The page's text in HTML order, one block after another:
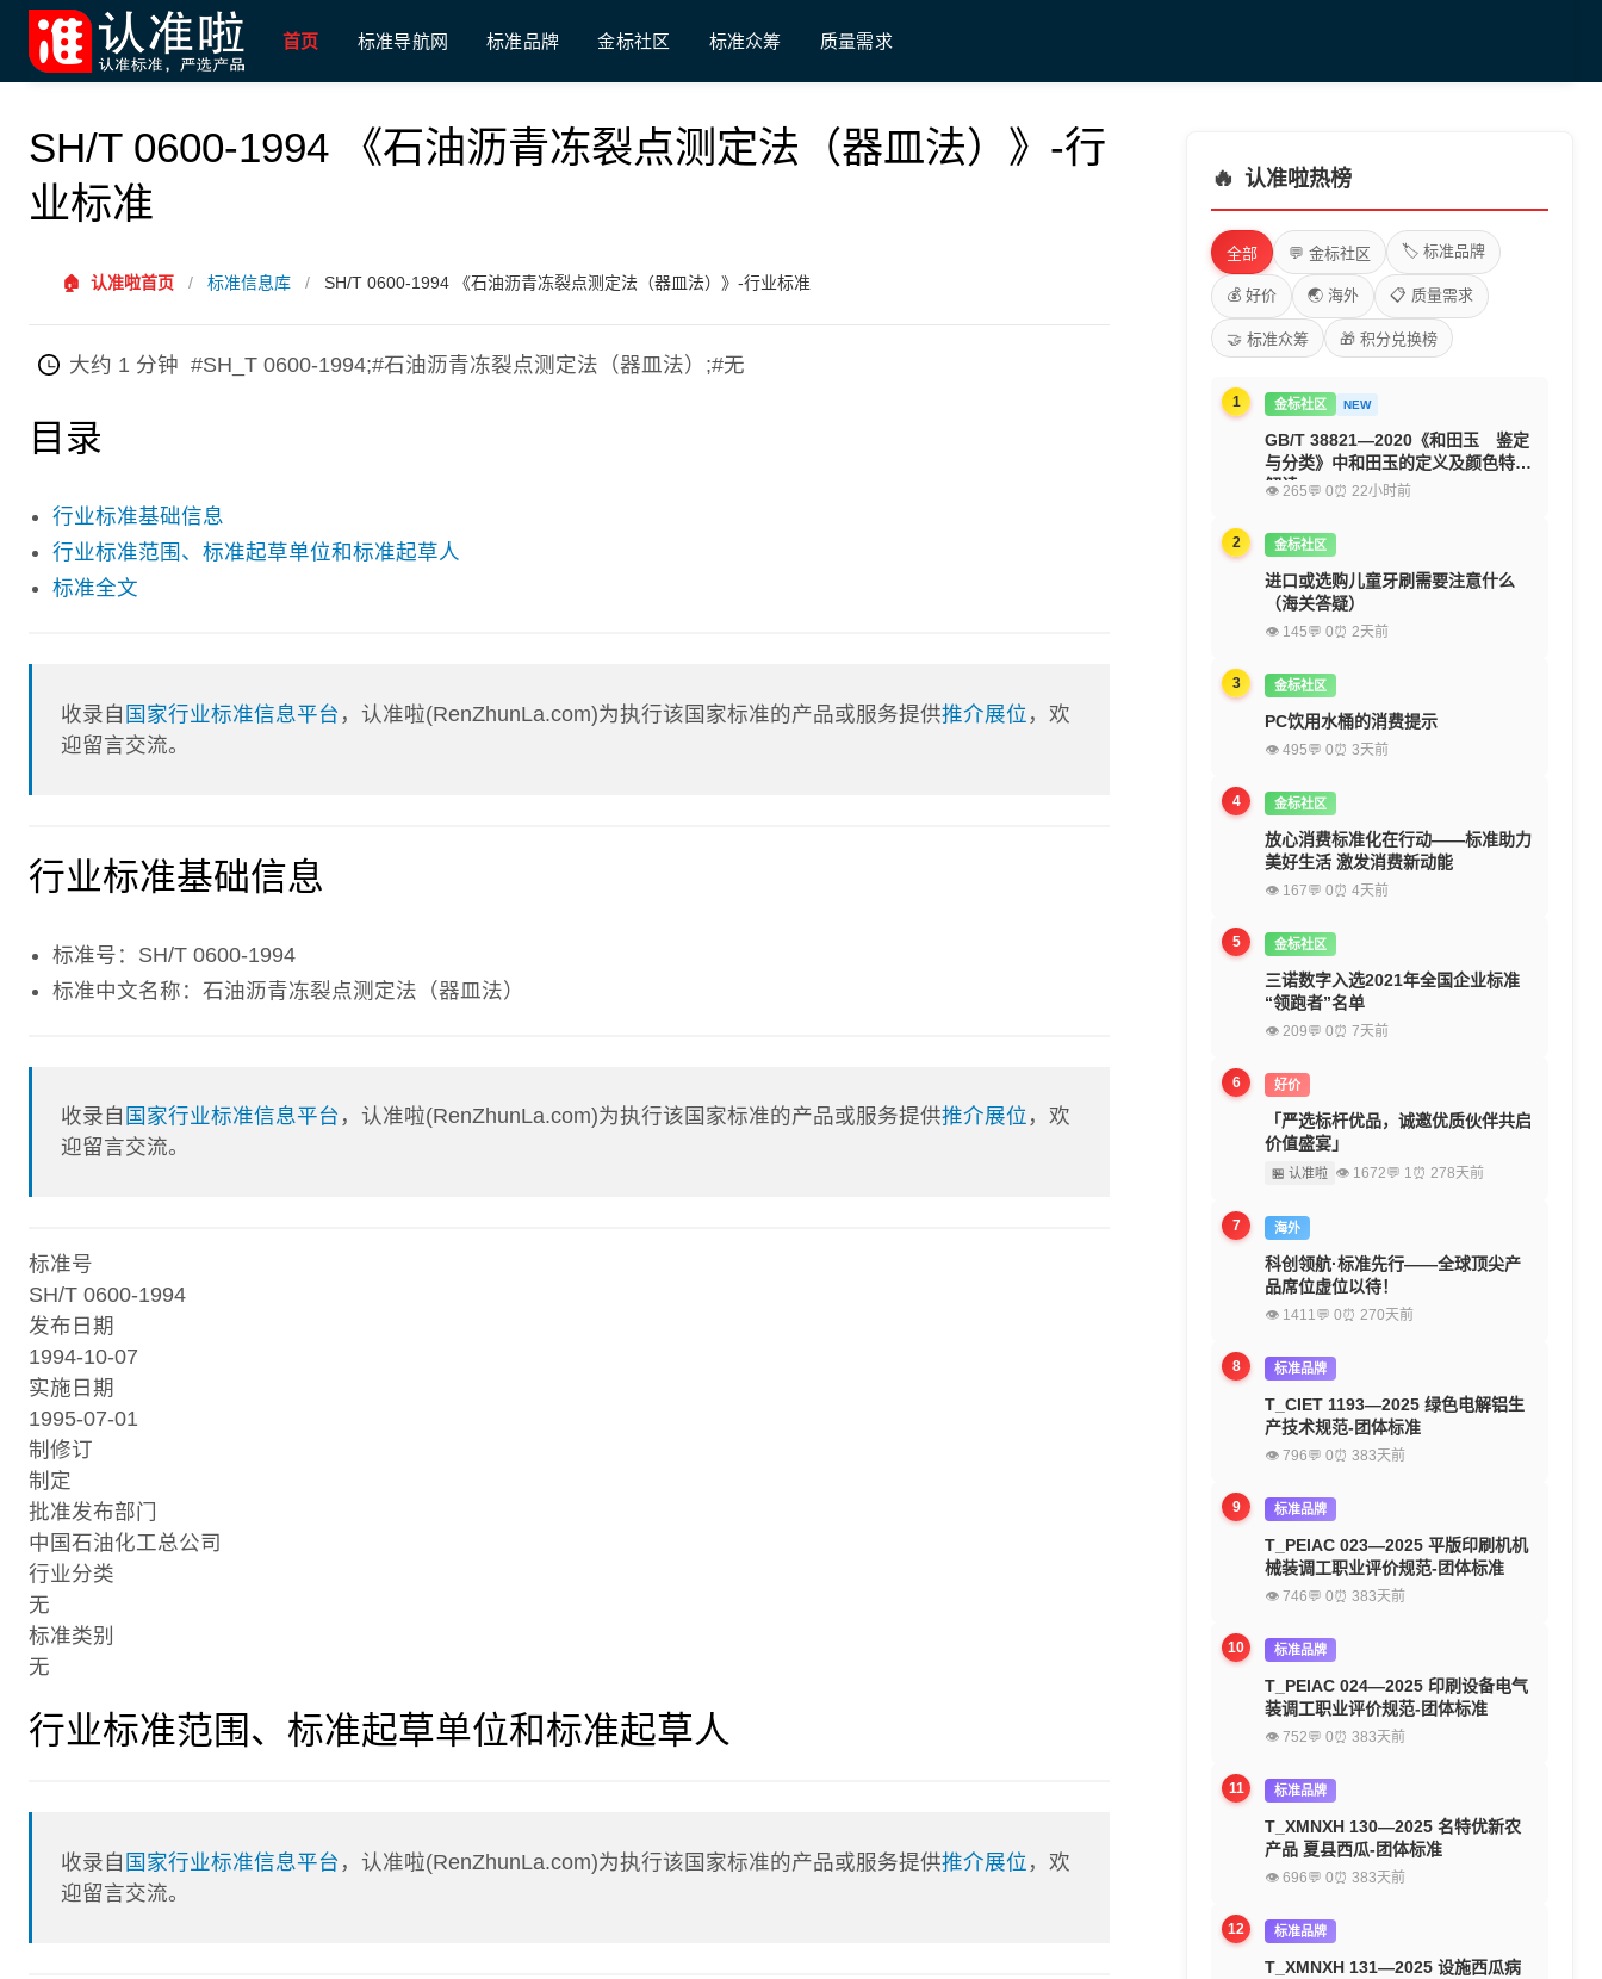
首页 标准导航网 标准品牌 金标社区 标准众筹 质量需求
SH/T 0600-1994 《石油沥青冻裂点测定法（器皿法）》-行
业标准
🏠 认准啦首页 / 标准信息库 / SH/T 0600-1994 《石油沥青冻裂点测定法（器皿法）》-行业标准
大约 1 分钟 #SH_T 0600-1994;#石油沥青冻裂点测定法（器皿法）;#无
目录
行业标准基础信息
行业标准范围、标准起草单位和标准起草人
标准全文
收录自 国家行业标准信息平台 ，认准啦(RenZhunLa.com)为执行该国家标准的产品或服务提供推介展位 ，欢
迎留言交流。
行业标准基础信息
标准号：SH/T 0600-1994
标准中文名称：石油沥青冻裂点测定法（器皿法）
收录自 国家行业标准信息平台 ，认准啦(RenZhunLa.com)为执行该国家标准的产品或服务提供推介展位 ，欢
迎留言交流。
标准号
SH/T 0600-1994
发布日期
1994-10-07
实施日期
1995-07-01
制修订
制定
批准发布部门
中国石油化工总公司
行业分类
无
标准类别
无
行业标准范围、标准起草单位和标准起草人
收录自 国家行业标准信息平台 ，认准啦(RenZhunLa.com)为执行该国家标准的产品或服务提供推介展位 ，欢
迎留言交流。
🔥 认准啦热榜
全部 💬 金标社区 🏷️ 标准品牌
💰 好价 🌏 海外 📋 质量需求
🤝 标准众筹 🎁 积分兑换榜
1 金标社区 NEW
GB/T 38821—2020《和田玉 鉴定
与分类》中和田玉的定义及颜色特征
解读
👁 265💬 0⏰ 22小时前
2 金标社区
进口或选购儿童牙刷需要注意什么
（海关答疑）
👁 145💬 0⏰ 2天前
3 金标社区
PC饮用水桶的消费提示
👁 495💬 0⏰ 3天前
4 金标社区
放心消费标准化在行动——标准助力
美好生活 激发消费新动能
👁 167💬 0⏰ 4天前
5 金标社区
三诺数字入选2021年全国企业标准
“领跑者”名单
👁 209💬 0⏰ 7天前
6 好价
「严选标杆优品，诚邀优质伙伴共启
价值盛宴」
🏪 认准啦 👁 1672💬 1⏰ 278天前
7 海外
科创领航·标准先行——全球顶尖产
品席位虚位以待！
👁 1411💬 0⏰ 270天前
8 标准品牌
T_CIET 1193—2025 绿色电解铝生
产技术规范-团体标准
👁 796💬 0⏰ 383天前
9 标准品牌
T_PEIAC 023—2025 平版印刷机机
械装调工职业评价规范-团体标准
👁 746💬 0⏰ 383天前
10 标准品牌
T_PEIAC 024—2025 印刷设备电气
装调工职业评价规范-团体标准
👁 752💬 0⏰ 383天前
11 标准品牌
T_XMNXH 130—2025 名特优新农
产品 夏县西瓜-团体标准
👁 696💬 0⏰ 383天前
12 标准品牌
T_XMNXH 131—2025 设施西瓜病